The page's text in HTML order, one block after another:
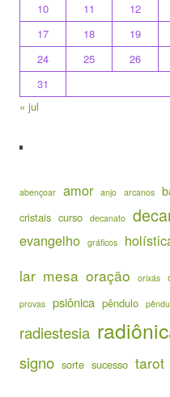
10
11 12
17
18 19
24
25 26
31
« jul
abençoar amor anjo arcanos
cristais curso decanato
evangelho gráficos
lar mesa oração orixás
provas psiônica pêndulo
radiestesia
signo sorte sucesso tarot